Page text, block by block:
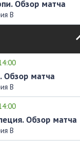
Обзор матча
В
матча
В
Обзор матча
В